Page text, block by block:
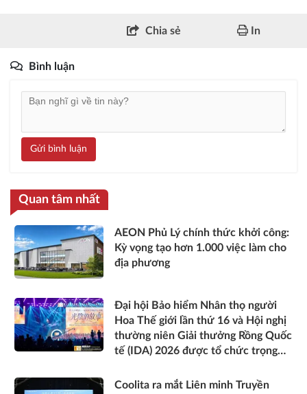
Chia sẻ In
Bình luận
Gửi bình luận
Quan tâm nhất
AEON Phủ Lý chính thức khởi công:
Kỳ vọng tạo hơn 1.000 việc làm cho
địa phương
Đại hội Bảo hiểm Nhân thọ người
Hoa Thế giới lần thứ 16 và Hội nghị
thường niên Giải thưởng Rồng Quốc
tế (IDA) 2026 được tổ chức trọng
Coolita ra mắt Liên minh Truyền